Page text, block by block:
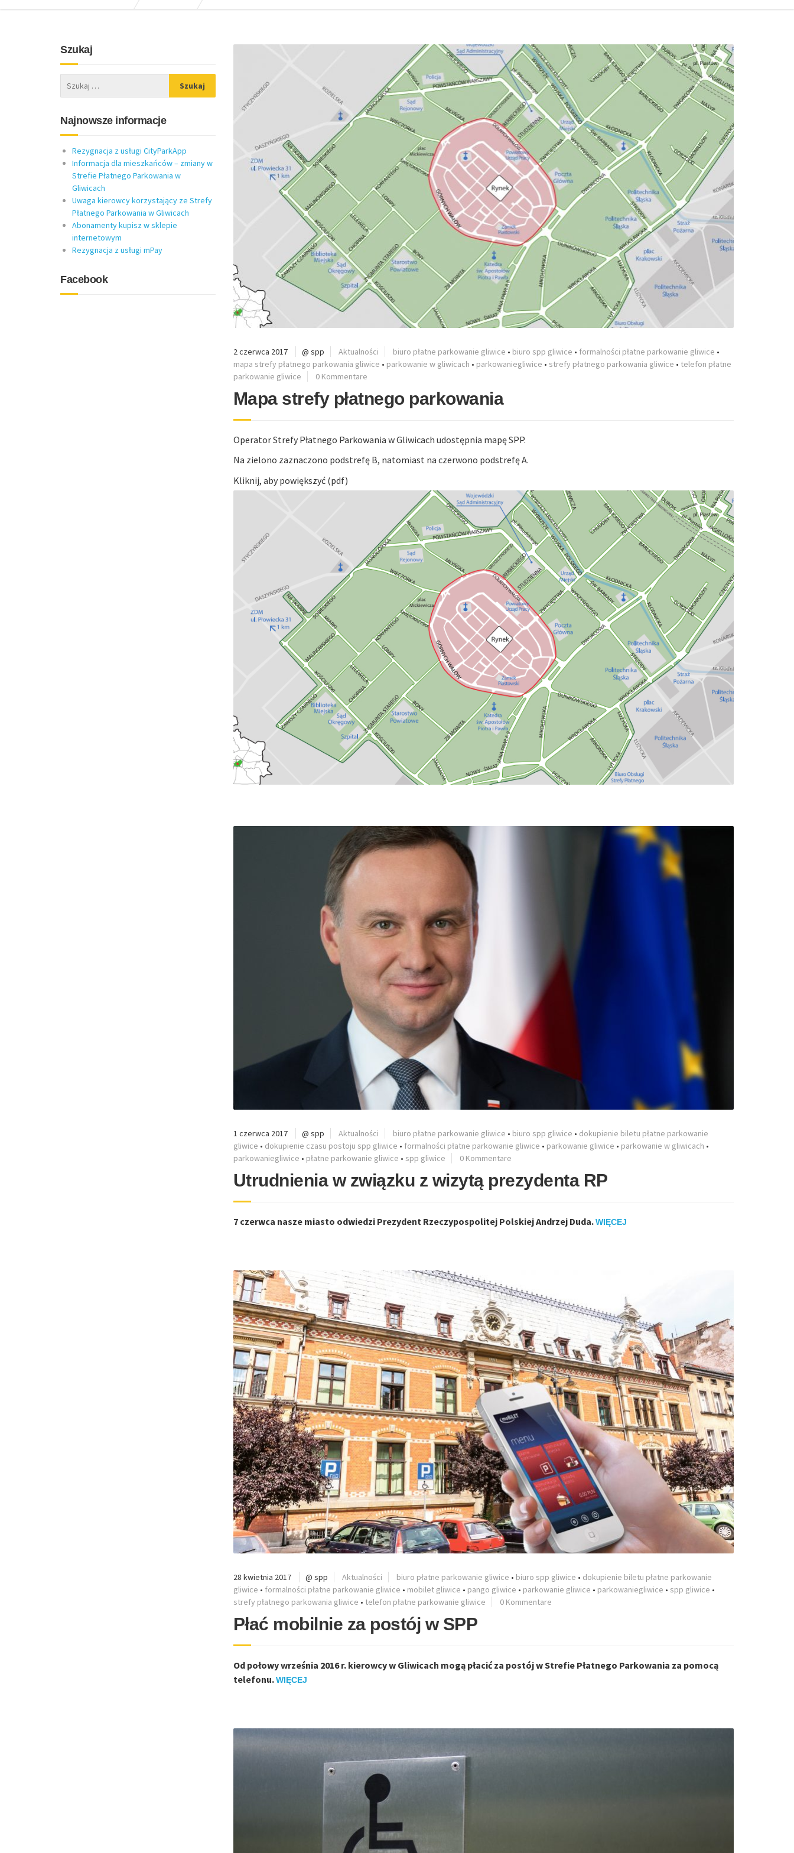
2 czerwca 2017 @ spp Aktualności biuro płatne parkowanie gliwice • biuro spp gliwice • formalności płatne parkowanie gliwice •
mapa strefy płatnego parkowania gliwice • parkowanie w gliwicach • parkowaniegliwice • strefy płatnego parkowania gliwice • telefon płatne
parkowanie gliwice
0 Kommentare
Mapa strefy płatnego parkowania
Operator Strefy Płatnego Parkowania w Gliwicach udostępnia mapę SPP.
Na zielono zaznaczono podstrefę B, natomiast na czerwono podstrefę A.
Kliknij, aby powiększyć (pdf)
1 czerwca 2017 @ spp Aktualności biuro płatne parkowanie gliwice • biuro spp gliwice • dokupienie biletu płatne parkowanie
gliwice • dokupienie czasu postoju spp gliwice • formalności płatne parkowanie gliwice • parkowanie gliwice • parkowanie w gliwicach •
parkowaniegliwice • płatne parkowanie gliwice • spp gliwice 0 Kommentare
Utrudnienia w związku z wizytą prezydenta RP
7 czerwca nasze miasto odwiedzi Prezydent Rzeczypospolitej Polskiej Andrzej Duda. WIĘCEJ
28 kwietnia 2017 @ spp Aktualności biuro płatne parkowanie gliwice • biuro spp gliwice • dokupienie biletu płatne parkowanie
gliwice • formalności płatne parkowanie gliwice • mobilet gliwice • pango gliwice • parkowanie gliwice • parkowaniegliwice • spp gliwice •
strefy płatnego parkowania gliwice • telefon płatne parkowanie gliwice 0 Kommentare
Płać mobilnie za postój w SPP
Od połowy września 2016 r. kierowcy w Gliwicach mogą płacić za postój w Strefie Płatnego Parkowania za pomocą
telefonu. WIĘCEJ
Szukaj
Najnowsze informacje
Rezygnacja z usługi CityParkApp
Informacja dla mieszkańców – zmiany w
Strefie Płatnego Parkowania w
Gliwicach
Uwaga kierowcy korzystający ze Strefy
Płatnego Parkowania w Gliwicach
Abonamenty kupisz w sklepie
internetowym
Rezygnacja z usługi mPay
Facebook